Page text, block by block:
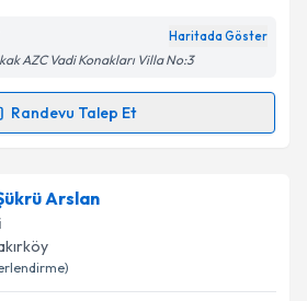
işlenmesine ilişkinAydınlatma
ve kişisel verilerimin belirtilen
kabul ediyorum.
Haritada Göster
AZC Vadi Konakları Villa No:3
Randevu Talep Et
Talebi
Güleriçin randevu takvimi talebi
uzmandan randevu almanız için bir
e-posta ile bilgilendireceğiz.
Arslan